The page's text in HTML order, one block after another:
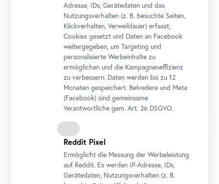
Unsere Programme finden vor und während der jeweiligen
Öffnungszeiten ab 8 Uhr statt. Wählen Sie ihren Wunschtermin
zwei Wochen im Voraus direkt bei IhrerOnline
Buchungsanfrage aus. Das Obere Belvedere ist sehr beliebt!
Kontaktieren Sie uns bezüglich ruhigerer Besuchszeiten.
Zu den Öffnungszeiten
Veranstaltungskosten
Der Eintritt für Kinder und Jugendliche unter 19 Jahren ist frei.
Für bis zu sechs Begleitpersonen pro Buchung ist der Eintritt
Adresse, IDs, Gerätedaten und das
Nutzungsverhalten (z. B. besuchte Seiten,
Klickverhalten, Verweildauer) erfasst,
Cookies gesetzt und Daten an Facebook
weitergegeben, um Targeting und
personalisierte Werbeinhalte zu
ermöglichen und die Kampagneneffizienz
zu verbessern. Daten werden bis zu 12
Monaten gespeichert. Belvedere und Meta
(Facebook) sind gemeinsame
Verantwortliche gem.Art. 26 DSGVO.
Reddit Pixel
Ermöglicht die Messung der Werbeleistung
auf Reddit. Es werden IP-Adresse, IDs,
Gerätedaten, Nutzungsverhalten (z. B.